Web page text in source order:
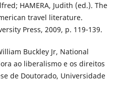
HAMERA, Judith (ed.). The
travel literature.
Press, 2009, p. 119-139.
Buckley Jr, National
ao liberalismo e os direitos
de Doutorado, Universidade